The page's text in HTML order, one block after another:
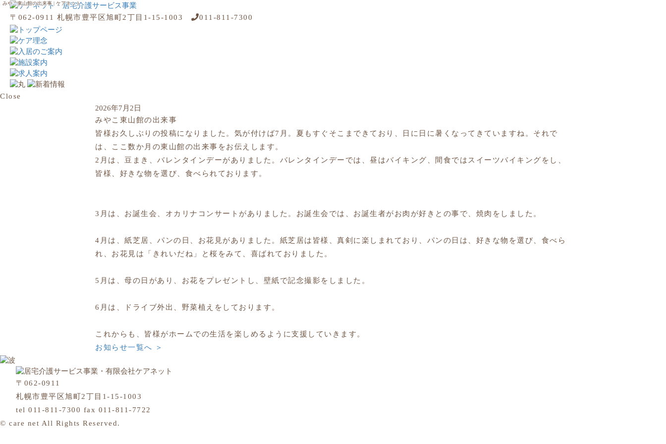
みやこ東山館の出来事 | ケアネット
〒062-0911 札幌市豊平区旭町2丁目1-15-1003 011-811-7300
Close
2026年7月2日
みやこ東山館の出来事
皆様お久しぶりの投稿になりました。気が付けば7月。夏もすぐそこまできており、日に日に暑くなってきていますね。それで
は、ここ数か月の東山館の出来事をお伝えします。
2月は、豆まき、バレンタインデーがありました。バレンタインデーでは、昼はバイキング、間食ではスイーツバイキングをし、
皆様、好きな物を選び、食べられております。
3月は、お誕生会、オカリナコンサートがありました。お誕生会では、お誕生者がお肉が好きとの事で、焼肉をしました。
4月は、紙芝居、パンの日、お花見がありました。紙芝居は皆様、真剣に楽しまれており、パンの日は、好きな物を選び、食べら
れ、お花見は「きれいだね」と桜をみて、喜ばれておりました。
5月は、母の日があり、お花をプレゼントし、壁紙で記念撮影をしました。
6月は、ドライブ外出、野菜植えをしております。
これからも、皆様がホームでの生活を楽しめるように支援していきます。
お知らせ一覧へ ＞
〒062-0911
札幌市豊平区旭町2丁目1-15-1003
tel 011-811-7300 fax 011-811-7722
© care net All Rights Reserved.